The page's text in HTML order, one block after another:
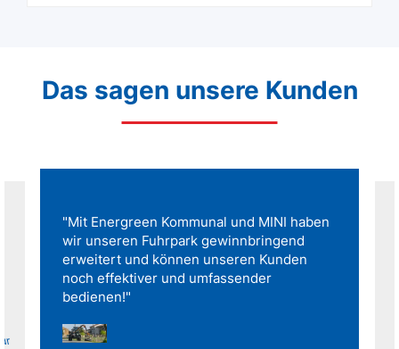
Das sagen unsere Kunden
"Mit Energreen Kommunal und MINI haben
wir unseren Fuhrpark gewinnbringend
erweitert und können unseren Kunden
noch effektiver und umfassender
bedienen!"